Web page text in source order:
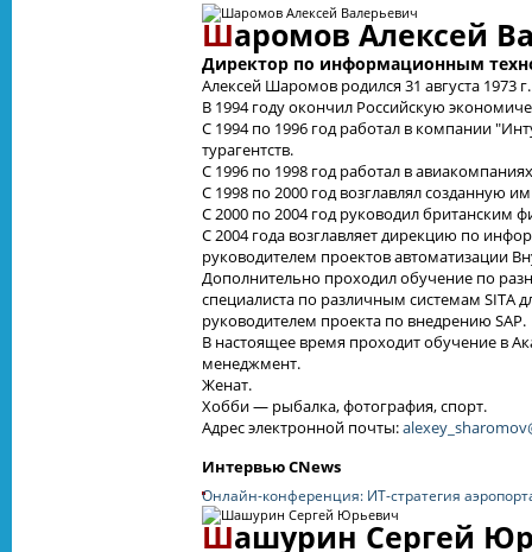
Шаромов Алексей
Директор по информационным
Алексей Шаромов родился 31 августа 1973
В 1994 году окончил Российскую
С 1994 по 1996 год работал в компании
турагентств.
С 1996 по 1998 год работал в
С 1998 по 2000 год возглавлял созданную
С 2000 по 2004 год руководил
С 2004 года возглавляет дирекцию по
руководителем проектов автоматизации
Дополнительно проходил обучение по
специалиста по различным системам SITA
руководителем проекта по внедрению SAP.
В настоящее время проходит обучение в
менеджмент.
Женат.
Хобби — рыбалка, фотография, спорт.
Адрес электронной почты:
Интервью CNews
Онлайн-конференция: ИТ-стратегия
Шашурин Сергей